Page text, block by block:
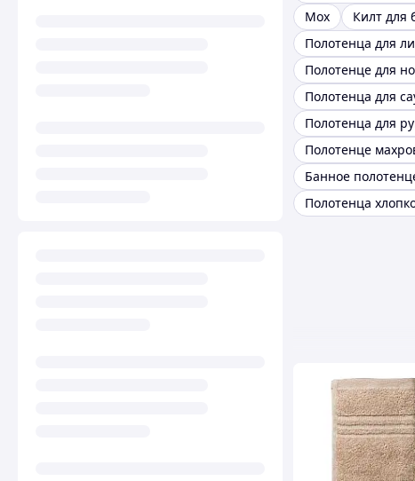
Мох
Килт для
Полотенца для
Полотенце для
Полотенца для
Полотенца для
Полотенца